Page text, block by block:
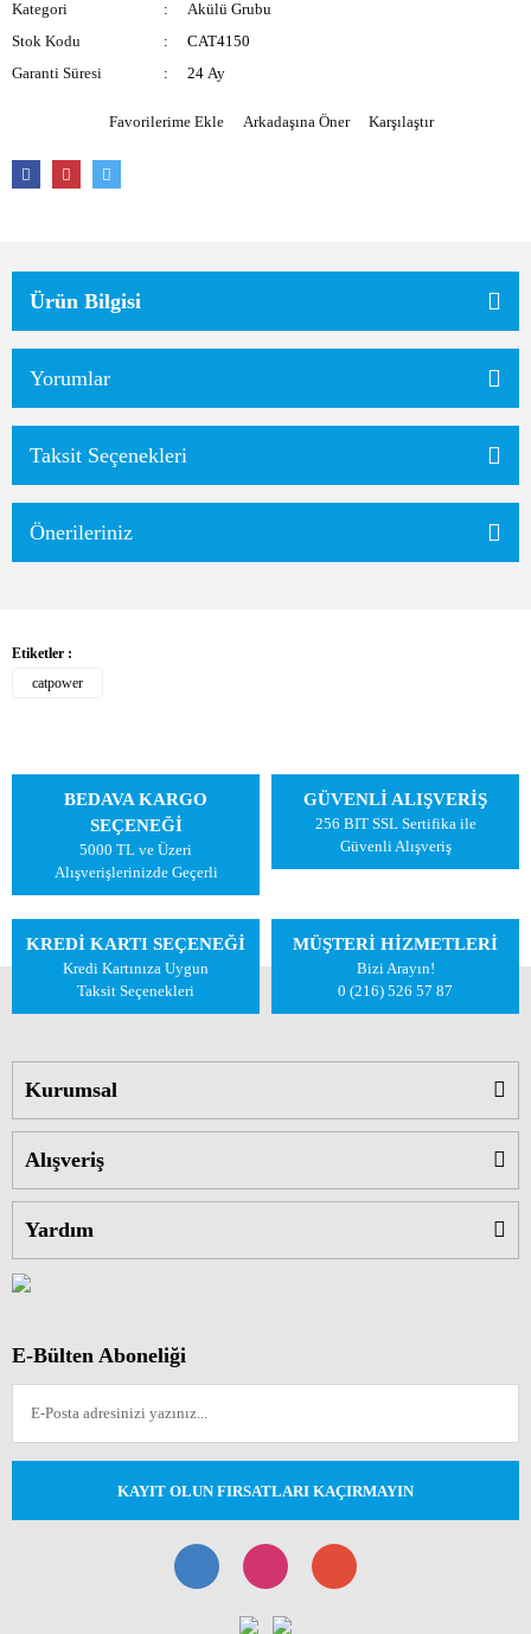
Kategori
Akülü Grubu
Stok Kodu
CAT4150
Garanti Süresi
24 Ay
Arkadaşına Öner Karşılaştır
Ürün Bilgisi
Yorumlar
Taksit Seçenekleri
Önerileriniz
Etiketler :
catpower
BEDAVA KARGO
SEÇENEĞİ
5000 TL ve Üzeri
Alışverişlerinizde Geçerli
GÜVENLİ ALIŞVERİŞ
256 BIT SSL Sertifika ile
Güvenli Alışveriş
KREDİ KARTI SEÇENEĞİ
Kredi Kartınıza Uygun
Taksit Seçenekleri
MÜŞTERİ HİZMETLERİ
Bizi Arayın!
0 (216) 526 57 87
Kurumsal
Alışveriş
Yardım
E-Bülten Aboneliği
KAYIT OLUN FIRSATLARI KAÇIRMAYIN